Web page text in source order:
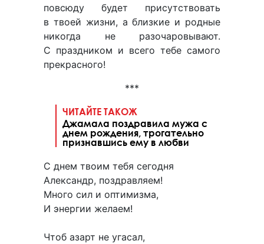
повсюду будет присутствовать
в твоей жизни, а близкие и родные
никогда не разочаровывают.
С праздником и всего тебе самого
прекрасного!
***
ЧИТАЙТЕ ТАКОЖ
Джамала поздравила мужа с
днем рождения, трогательно
признавшись ему в любви
С днем твоим тебя сегодня
Александр, поздравляем!
Много сил и оптимизма,
И энергии желаем!
Чтоб азарт не угасал,